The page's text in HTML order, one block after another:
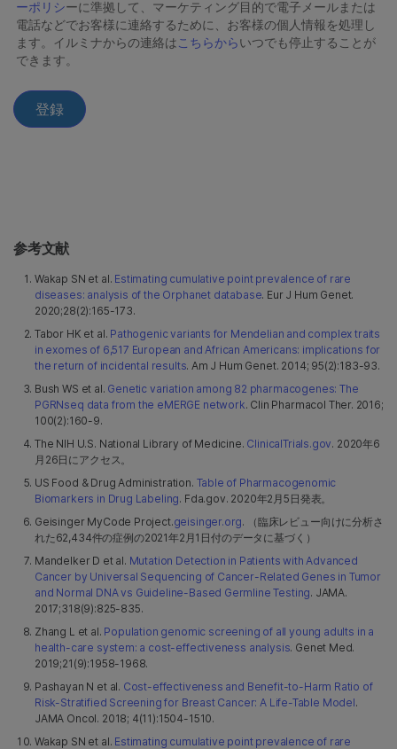
参考文献
Wakap SN et al. Estimating cumulative point prevalence of rare
diseases: analysis of the Orphanet database. Eur J Hum Genet.
2020;28(2):165-173.
Tabor HK et al. Pathogenic variants for Mendelian and complex traits
in exomes of 6,517 European and African Americans: implications for
the return of incidental results. Am J Hum Genet. 2014; 95(2):183-93.
Bush WS et al. Genetic variation among 82 pharmacogenes: The
PGRNseq data from the eMERGE network. Clin Pharmacol Ther. 2016;
100(2):160-9.
The NIH U.S. National Library of Medicine. ClinicalTrials.gov. 2020年6
月26日にアクセス。
US Food & Drug Administration. Table of Pharmacogenomic
Biomarkers in Drug Labeling. Fda.gov. 2020年2月5日発表。
Geisinger MyCode Project.geisinger.org. （臨床レビュー向けに分析さ
れた62,434件の症例の2021年2月1日付のデータに基づく）
Mandelker D et al. Mutation Detection in Patients with Advanced
Cancer by Universal Sequencing of Cancer-Related Genes in Tumor
and Normal DNA vs Guideline-Based Germline Testing. JAMA.
2017;318(9):825-835.
Zhang L et al. Population genomic screening of all young adults in a
health-care system: a cost-effectiveness analysis. Genet Med.
2019;21(9):1958-1968.
Pashayan N et al. Cost-effectiveness and Benefit-to-Harm Ratio of
Risk-Stratified Screening for Breast Cancer: A Life-Table Model.
JAMA Oncol. 2018; 4(11):1504-1510.
Wakap SN et al. Estimating cumulative point prevalence of rare